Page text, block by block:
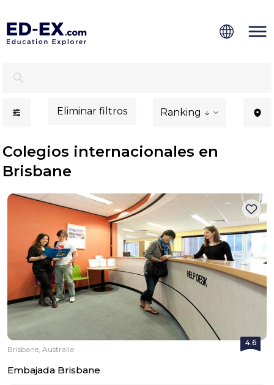
Eliminar filtros Ranking ↓
Colegios internacionales en
Brisbane
4.6
Brisbane, Australia
Embajada Brisbane